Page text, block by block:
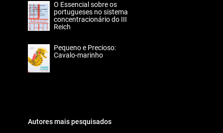
O Essencial sobre os
portugueses no sistema
concentracionário do III
Reich
Pequeno e Precioso:
Cavalo-marinho
Autores mais pesquisados